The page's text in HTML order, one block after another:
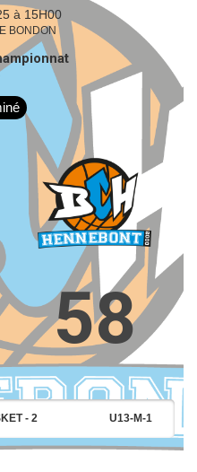
à 15H00
BONDON
58
- 2 U13-M-1